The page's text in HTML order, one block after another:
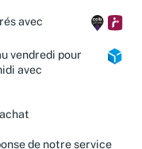
avec
vendredi pour
avec
de notre service